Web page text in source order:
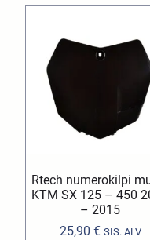
Rtech numerokilpi
KTM SX 125 – 450
– 2015
25,90 € SIS. ALV